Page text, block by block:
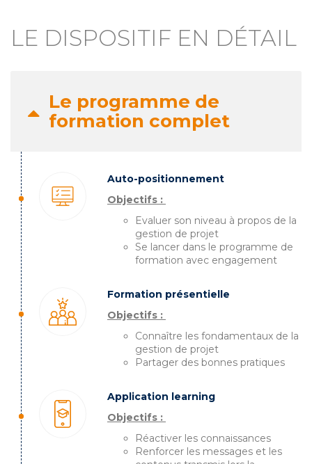
LE DISPOSITIF EN DÉTAIL
Le programme de
formation complet
Auto-positionnement
Objectifs :
Evaluer son niveau à propos de la
gestion de projet
Se lancer dans le programme de
formation avec engagement
Formation présentielle
Objectifs :
Connaître les fondamentaux de la
gestion de projet
Partager des bonnes pratiques
Application learning
Objectifs :
Réactiver les connaissances
Renforcer les messages et les